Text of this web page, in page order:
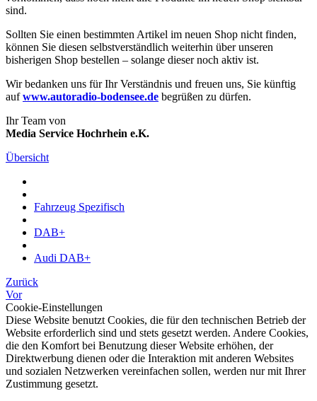
sind.
Sollten Sie einen bestimmten Artikel im neuen Shop nicht finden,
können Sie diesen selbstverständlich weiterhin über unseren
bisherigen Shop bestellen – solange dieser noch aktiv ist.
Wir bedanken uns für Ihr Verständnis und freuen uns, Sie künftig
aufwww.autoradio-bodensee.de begrüßen zu dürfen.
Ihr Team von
Media Service Hochrhein e.K.
Übersicht
Fahrzeug Spezifisch
DAB+
Audi DAB+
Zurück
Vor
Cookie-Einstellungen
Diese Website benutzt Cookies, die für den technischen Betrieb der
Website erforderlich sind und stets gesetzt werden. Andere Cookies,
die den Komfort bei Benutzung dieser Website erhöhen, der
Direktwerbung dienen oder die Interaktion mit anderen Websites
und sozialen Netzwerken vereinfachen sollen, werden nur mit Ihrer
Zustimmung gesetzt.